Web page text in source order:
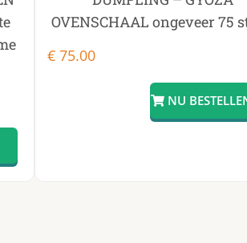
OVENSCHAAL ongeveer 75
€ 75.00